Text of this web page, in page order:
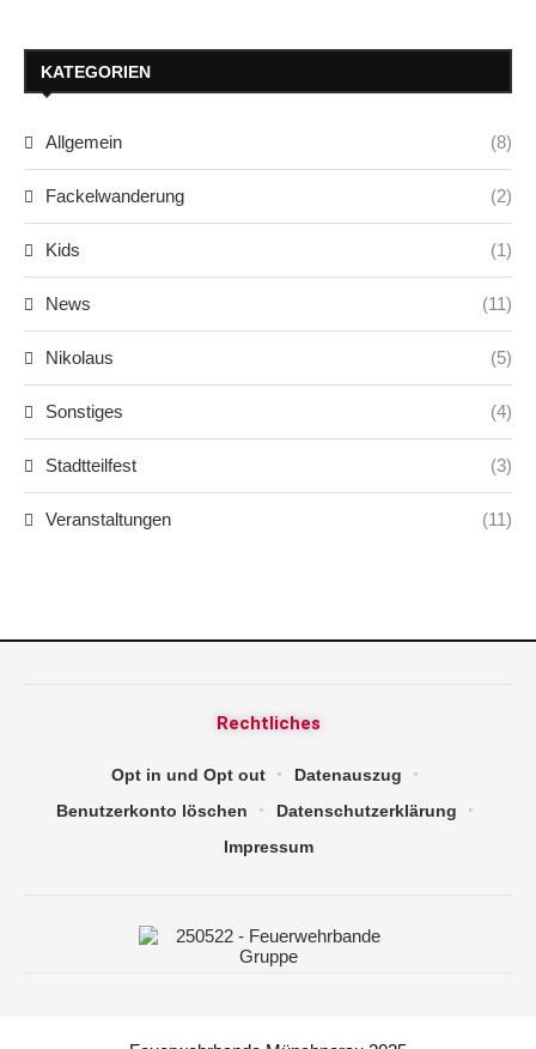
KATEGORIEN
Allgemein (8)
Fackelwanderung (2)
Kids (1)
News (11)
Nikolaus (5)
Sonstiges (4)
Stadtteilfest (3)
Veranstaltungen (11)
Rechtliches
Opt in und Opt out
Datenauszug
Benutzerkonto löschen
Datenschutzerklärung
Impressum